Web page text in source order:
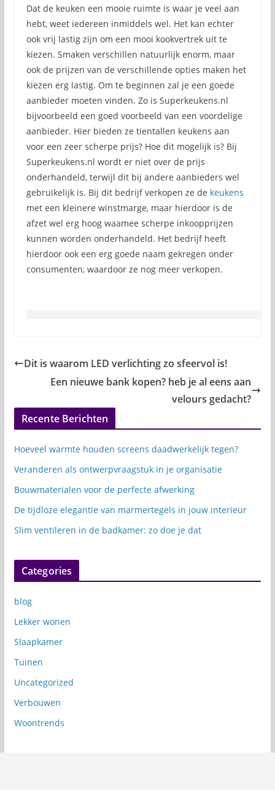
Dat de keuken een mooie ruimte is waar je veel aan
hebt, weet iedereen inmiddels wel. Het kan echter
ook vrij lastig zijn om een mooi kookvertrek uit te
kiezen. Smaken verschillen natuurlijk enorm, maar
ook de prijzen van de verschillende opties maken het
kiezen erg lastig. Om te beginnen zal je een goede
aanbieder moeten vinden. Zo is Superkeukens.nl
bijvoorbeeld een goed voorbeeld van een voordelige
aanbieder. Hier bieden ze tientallen keukens aan
voor een zeer scherpe prijs? Hoe dit mogelijk is? Bij
Superkeukens.nl wordt er niet over de prijs
onderhandeld, terwijl dit bij andere aanbieders wel
gebruikelijk is. Bij dit bedrijf verkopen ze de keukens
met een kleinere winstmarge, maar hierdoor is de
afzet wel erg hoog waamee scherpe inkoopprijzen
kunnen worden onderhandeld. Het bedrijf heeft
hierdoor ook een erg goede naam gekregen onder
consumenten, waardoor ze nog meer verkopen.
Dit is waarom LED verlichting zo sfeervol is!
Een nieuwe bank kopen? heb je al eens aan
velours gedacht?
Recente Berichten
Hoeveel warmte houden screens daadwerkelijk tegen?
Veranderen als ontwerpvraagstuk in je organisatie
Bouwmaterialen voor de perfecte afwerking
De tijdloze elegantie van marmertegels in jouw interieur
Slim ventileren in de badkamer: zo doe je dat
Categories
blog
Lekker wonen
Slaapkamer
Tuinen
Uncategorized
Verbouwen
Woontrends